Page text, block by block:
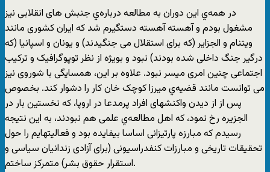
در همه‌ي این دوران به مطالعه درباره‌ي جنبش های انقلابی نیز
مشغول بودم و آهسته آهسته دستگیرم شد که ایران کشوری مانند
ویتنام و الجزایر (که برای استقلال می جنگیدند) و یونان و اسپانیا (که
درگیر جنگ داخلی شده بودند) نبود و بویژه از نظر توپوگرافیک و ترکیب
اجتماعی چنین امری میسر نبود. علاوه بر این، همسایگی با شوروی نیز
می توانست مانند قضیه‌ي میرزا کوچک خان کار را دشوار کند. بخصوص
پس از از دیدن واکنشهای افراد پرمدعا در اروپا، که نخستین بار در
الجزیره رخ نمود، که اهل مطالعه‌ي علمی هم نبودند، به این نتیجه
رسیدم که مبارزه پارتیزانی اساسا بیفایده بود و فعالیتهایم را حول
تحقیقات تاریخی و مبارزات کنفدراسیونی (برای آزادی زندانیان سیاسی و
استقرار حقوق بشر) متمرکز ساختم.